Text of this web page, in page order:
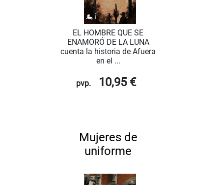
EL HOMBRE QUE SE
ENAMORÓ DE LA LUNA
cuenta la historia de Afuera
en el ...
pvp. 10,95 €
Mujeres de
uniforme